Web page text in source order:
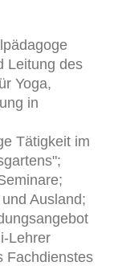
Leitung des
Yoga,
in
Tätigkeit im
Ausland;
Lehrer
Fachdienstes